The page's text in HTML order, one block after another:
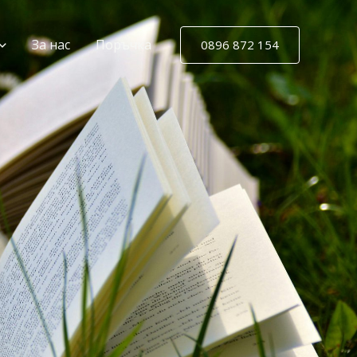
За нас Поръчка 0896 872 154